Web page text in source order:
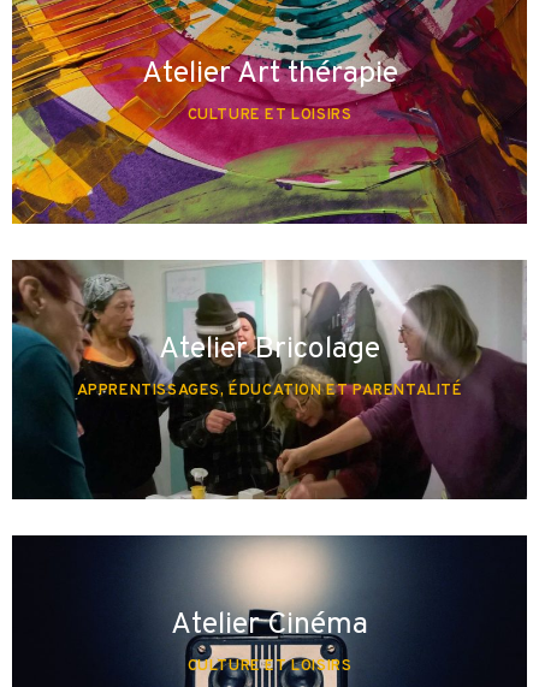
Atelier Art thérapie
CULTURE ET LOISIRS
Atelier Bricolage
APPRENTISSAGES, ÉDUCATION ET PARENTALITÉ
Atelier Cinéma
CULTURE ET LOISIRS